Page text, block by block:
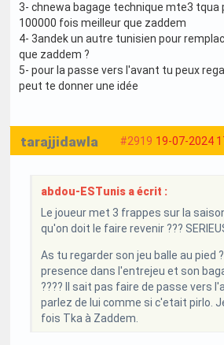
3- chnewa bagage technique mte3 tqua
100000 fois meilleur que zaddem
4- 3andek un autre tunisien pour
que zaddem ?
5- pour la passe vers l'avant tu peux
peut te donner une idée
#2919 19-07-2024
tarajjidawla
abdou-ESTunis a écrit :
Le joueur met 3 frappes sur la
qu'on doit le faire revenir ???
As tu regarder son jeu balle au pied
presence dans l'entrejeu et son
???? Il sait pas faire de passe vers
parlez de lui comme si c'etait pirlo.
fois Tka à Zaddem.